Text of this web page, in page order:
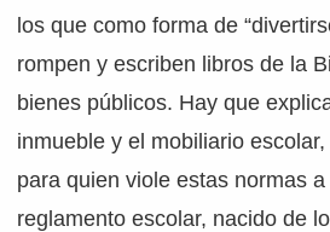
los que como forma de
rompen y escriben libros de la
bienes públicos. Hay que
inmueble y el mobiliario
para quien viole estas normas
reglamento escolar, nacido de